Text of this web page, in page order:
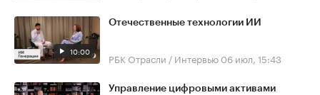
10:00
Отечественные технологии ИИ
РБК Отрасли / Интервью 06 июл, 15:43
Управление цифровыми активами